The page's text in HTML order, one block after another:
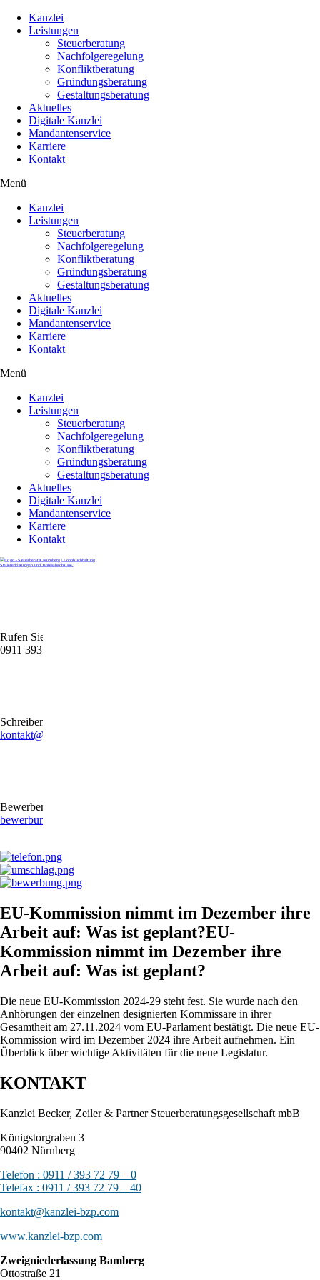
Kanzlei
Leistungen
Steuerberatung
Nachfolgeregelung
Konfliktberatung
Gründungsberatung
Gestaltungsberatung
Aktuelles
Digitale Kanzlei
Mandantenservice
Karriere
Kontakt
Menü
Kanzlei
Leistungen
Steuerberatung
Nachfolgeregelung
Konfliktberatung
Gründungsberatung
Gestaltungsberatung
Aktuelles
Digitale Kanzlei
Mandantenservice
Karriere
Kontakt
Menü
Kanzlei
Leistungen
Steuerberatung
Nachfolgeregelung
Konfliktberatung
Gründungsberatung
Gestaltungsberatung
Aktuelles
Digitale Kanzlei
Mandantenservice
Karriere
Kontakt
Rufen Sie uns gerne an
0911 39372790
Schreiben Sie uns gerne eine E-Mail
kontakt@stb-becker-zeiler.de
Bewerben Sie sich online oder per E-Mail
bewerbung@stb-becker-zeiler.de
EU-Kommission nimmt im Dezember ihre
Arbeit auf: Was ist geplant?EU-
Kommission nimmt im Dezember ihre
Arbeit auf: Was ist geplant?
Die neue EU-Kommission 2024-29 steht fest. Sie wurde nach den
Anhörungen der einzelnen designierten Kommissare in ihrer
Gesamtheit am 27.11.2024 vom EU-Parlament bestätigt. Die neue EU-
Kommission wird im Dezember 2024 ihre Arbeit aufnehmen. Ein
Überblick über wichtige Aktivitäten für die neue Legislatur.
KONTAKT
Kanzlei Becker, Zeiler & Partner Steuerberatungsgesellschaft mbB
Königstorgraben 3
90402 Nürnberg
Telefon : 0911 / 393 72 79 – 0
Telefax : 0911 / 393 72 79 – 40
kontakt@kanzlei-bzp.com
www.kanzlei-bzp.com
Zweigniederlassung Bamberg
Ottostraße 21